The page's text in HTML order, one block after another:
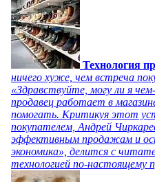
Технология
ничего хуже, чем встреча
«Здравствуйте, могу ли я
продавец работает в
помогать. Критикуя этот
покупателем, Андрей
эффективным продажам и
экономика», делится с
технологией по-настоящему